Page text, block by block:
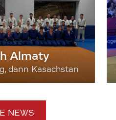
Almaty
dann Kasachstan
NEWS